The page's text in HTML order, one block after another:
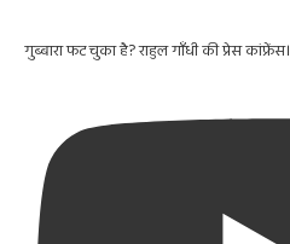
गुब्बारा फट चुका है? राहुल गाँधी की प्रेस कांफ्रेंस।